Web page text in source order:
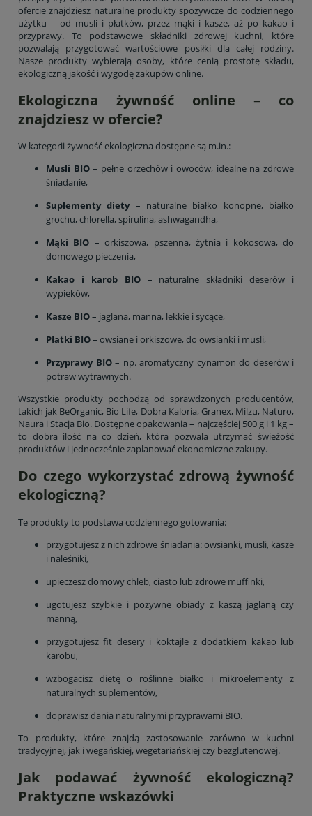
ofercie znajdziesz naturalne produkty spożywcze do codziennego
użytku – od musli i płatków, przez mąki i kasze, aż po kakao i
przyprawy. To podstawowe składniki zdrowej kuchni, które
pozwalają przygotować wartościowe posiłki dla całej rodziny.
Nasze produkty wybierają osoby, które cenią prostotę składu,
ekologiczną jakość i wygodę zakupów online.
Ekologiczna żywność online – co
znajdziesz w ofercie?
W kategorii żywność ekologiczna dostępne są m.in.:
Musli BIO– pełne orzechów i owoców, idealne na zdrowe
śniadanie,
Suplementy diety – naturalne białko konopne, białko
grochu, chlorella, spirulina, ashwagandha,
Mąki BIO – orkiszowa, pszenna, żytnia i kokosowa, do
domowego pieczenia,
Kakao i karob BIO – naturalne składniki deserów i
wypieków,
Kasze BIO– jaglana, manna, lekkie i sycące,
Płatki BIO– owsiane i orkiszowe, do owsianki i musli,
Przyprawy BIO– np. aromatyczny cynamon do deserów i
potraw wytrawnych.
Wszystkie produkty pochodzą od sprawdzonych producentów,
takich jak BeOrganic, Bio Life, Dobra Kaloria, Granex, Milzu, Naturo,
Naura i Stacja Bio. Dostępne opakowania – najczęściej 500 g i 1 kg –
to dobra ilość na co dzień, która pozwala utrzymać świeżość
produktów i jednocześnie zaplanować ekonomiczne zakupy.
Do czego wykorzystać zdrową żywność
ekologiczną?
Te produkty to podstawa codziennego gotowania:
przygotujesz z nich zdrowe śniadania: owsianki, musli, kasze
i naleśniki,
upieczesz domowy chleb, ciasto lub zdrowe muffinki,
ugotujesz szybkie i pożywne obiady z kaszą jaglaną czy
manną,
przygotujesz fit desery i koktajle z dodatkiem kakao lub
karobu,
wzbogacisz dietę o roślinne białko i mikroelementy z
naturalnych suplementów,
doprawisz dania naturalnymi przyprawami BIO.
To produkty, które znajdą zastosowanie zarówno w kuchni
tradycyjnej, jak i wegańskiej, wegetariańskiej czy bezglutenowej.
Jak podawać żywność ekologiczną?
Praktyczne wskazówki